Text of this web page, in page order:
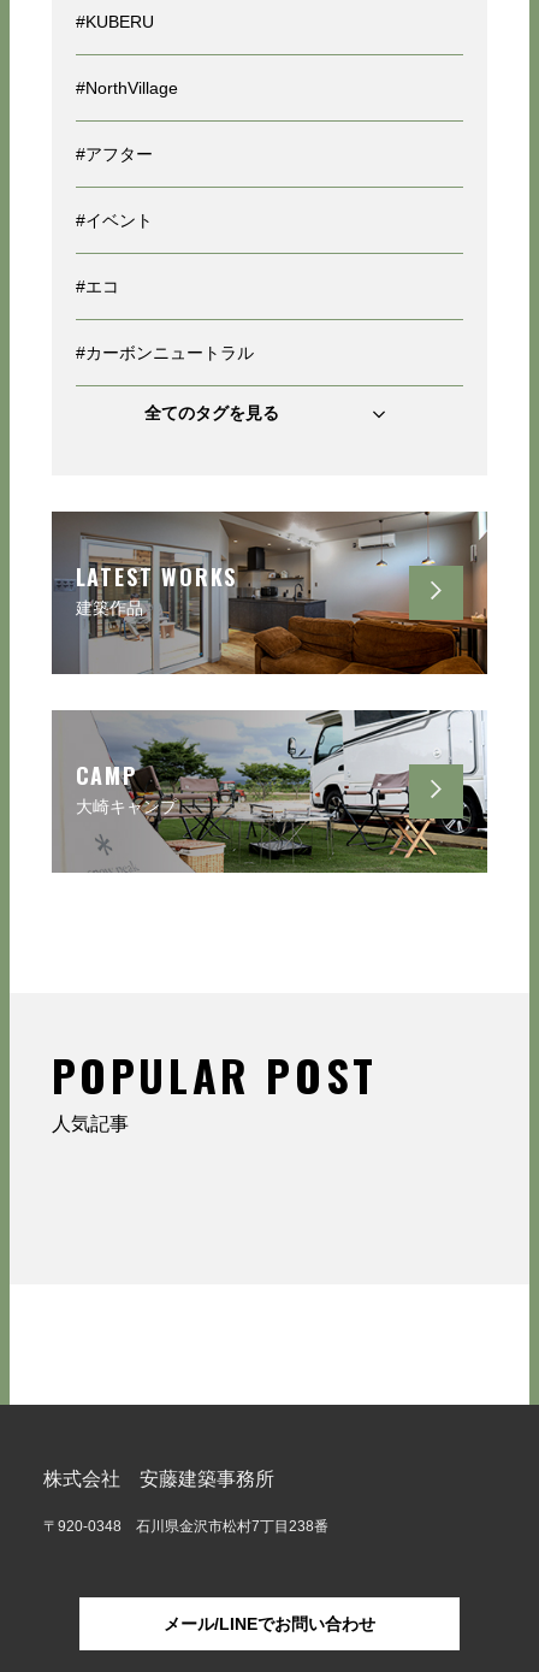
#KUBERU
#NorthVillage
#アフター
#イベント
#エコ
#カーボンニュートラル
全てのタグを見る
LATEST WORKS
建築作品
CAMP
大崎キャンプ
POPULAR POST
人気記事
株式会社 安藤建築事務所
〒920-0348 石川県金沢市松村7丁目238番
メール/LINEでお問い合わせ